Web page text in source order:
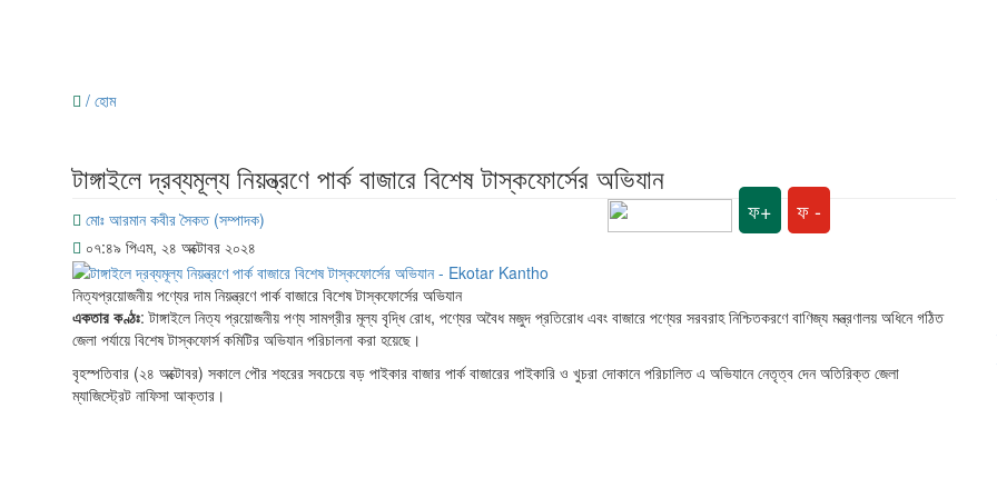
/ হোম
টাঙ্গাইলে দ্রব্যমূল্য নিয়ন্ত্রণে পার্ক বাজারে বিশেষ টাস্কফোর্সের অভিযান
মোঃ আরমান কবীর সৈকত (সম্পাদক)
০৭:৪৯ পিএম, ২৪ অক্টোবর ২০২৪
ফ+ ফ -
নিত্যপ্রয়োজনীয় পণ্যের দাম নিয়ন্ত্রণে পার্ক বাজারে বিশেষ টাস্কফোর্সের অভিযান
একতার কণ্ঠঃ: টাঙ্গাইলে নিত্য প্রয়োজনীয় পণ্য সামগ্রীর মূল্য বৃদ্ধি রোধ, পণ্যের অবৈধ মজুদ প্রতিরোধ এবং বাজারে পণ্যের সরবরাহ নিশ্চিতকরণে বাণিজ্য মন্ত্রণালয় অধিনে গঠিত
জেলা পর্যায়ে বিশেষ টাস্কফোর্স কমিটির অভিযান পরিচালনা করা হয়েছে।
বৃহস্পতিবার (২৪ অক্টোবর) সকালে পৌর শহরের সবচেয়ে বড় পাইকার বাজার পার্ক বাজারের পাইকারি ও খুচরা দোকানে পরিচালিত এ অভিযানে নেতৃত্ব দেন অতিরিক্ত জেলা
ম্যাজিস্ট্রেট নাফিসা আক্তার।